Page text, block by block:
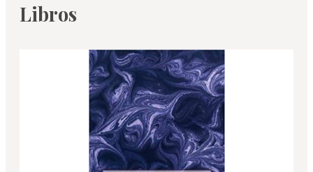
Libros